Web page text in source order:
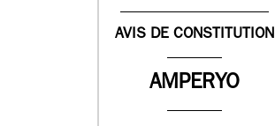
AVIS DE CONSTITUTION
AMPERYO